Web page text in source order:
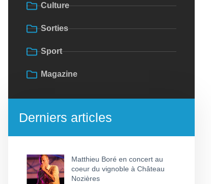
Culture
Sorties
Sport
Magazine
Derniers articles
Matthieu Boré en concert au
coeur du vignoble à Château
Nozières